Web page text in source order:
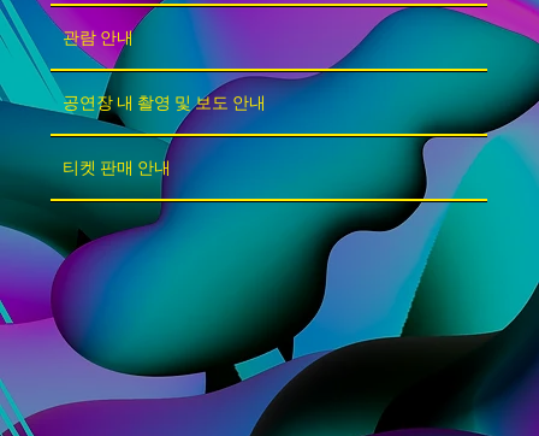
관람 안내
공연장 내 촬영 및 보도 안내
티켓 판매 안내